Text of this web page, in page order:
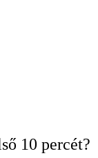
10 percét?